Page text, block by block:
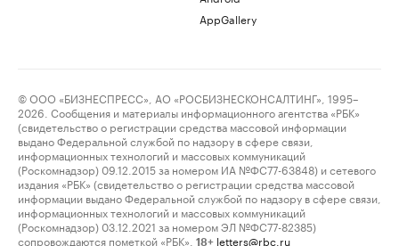
AppGallery
© ООО «БИЗНЕСПРЕСС», АО «РОСБИЗНЕСКОНСАЛТИНГ», 1995–
2026. Сообщения и материалы информационного агентства «РБК»
(свидетельство о регистрации средства массовой информации
выдано Федеральной службой по надзору в сфере связи,
информационных технологий и массовых коммуникаций
(Роскомнадзор) 09.12.2015 за номером ИА №ФС77-63848) и сетевого
издания «РБК» (свидетельство о регистрации средства массовой
информации выдано Федеральной службой по надзору в сфере связи,
информационных технологий и массовых коммуникаций
(Роскомнадзор) 03.12.2021 за номером ЭЛ №ФС77-82385)
сопровождаются пометкой «РБК».
18+ letters@rbc.ru